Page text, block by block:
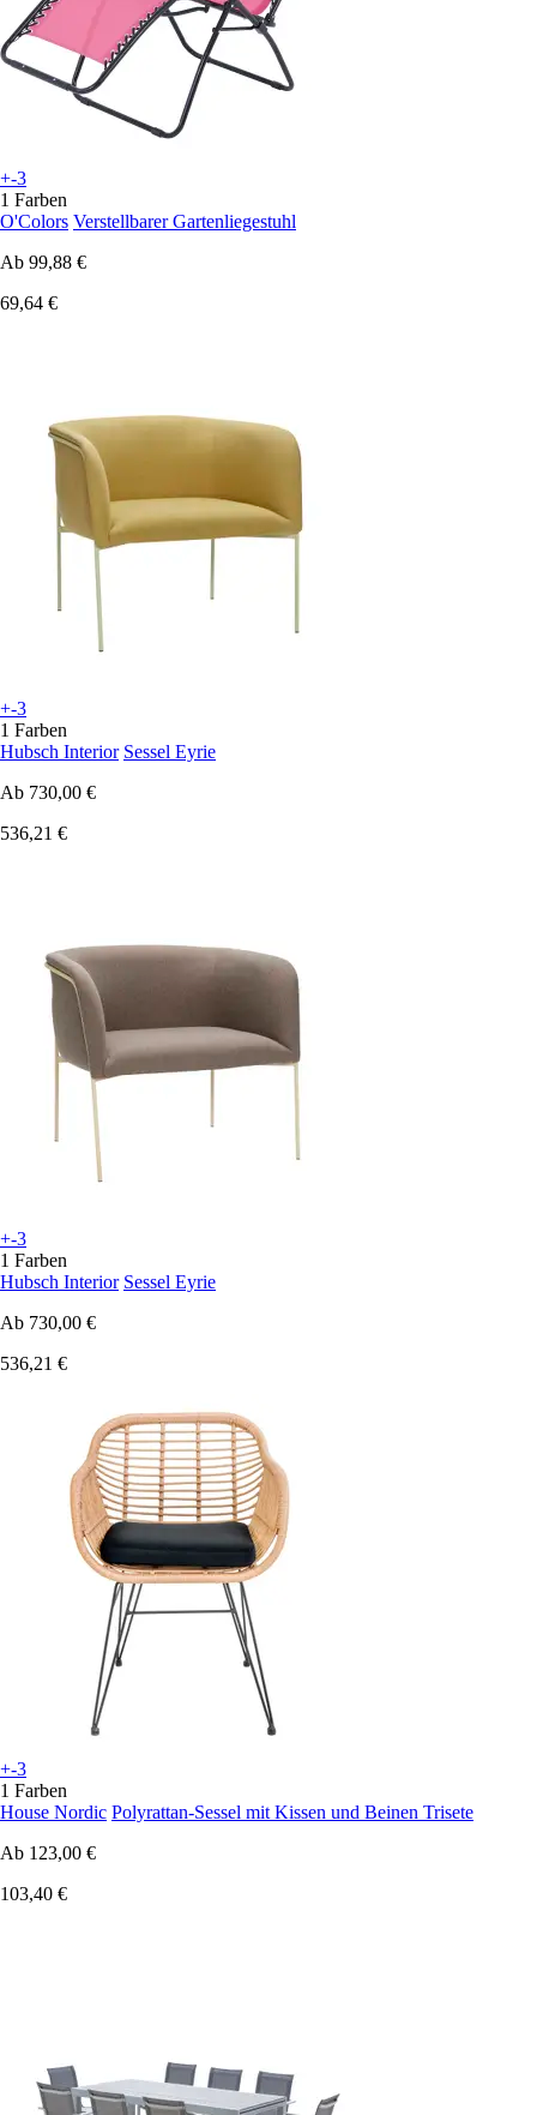
+-3
1 Farben
O'Colors Verstellbarer Gartenliegestuhl
Ab 99,88 €
69,64 €
+-3
1 Farben
Hubsch Interior Sessel Eyrie
Ab 730,00 €
536,21 €
+-3
1 Farben
Hubsch Interior Sessel Eyrie
Ab 730,00 €
536,21 €
+-3
1 Farben
House Nordic Polyrattan-Sessel mit Kissen und Beinen Trisete
Ab 123,00 €
103,40 €